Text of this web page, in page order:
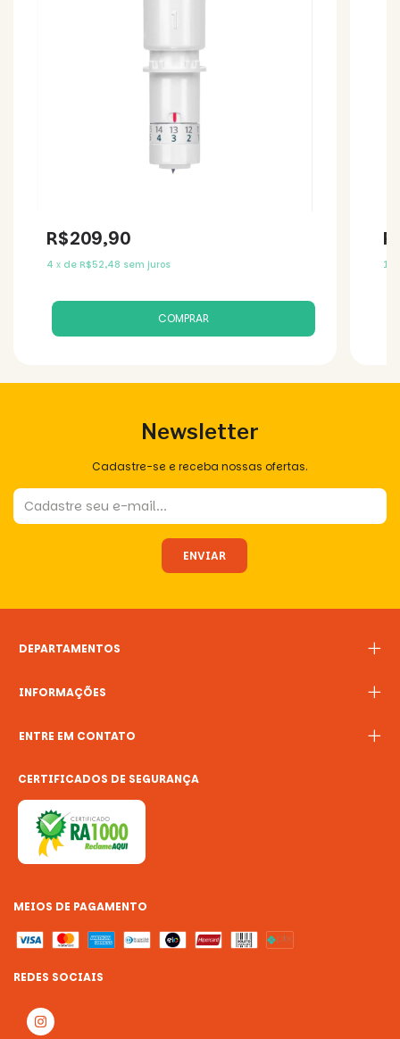
R$209,90
4 x de R$52,48 sem juros 11
Newsletter
Cadastre-se e receba nossas ofertas.
DEPARTAMENTOS
INFORMAÇÕES
ENTRE EM CONTATO
CERTIFICADOS DE SEGURANÇA
MEIOS DE PAGAMENTO
REDES SOCIAIS